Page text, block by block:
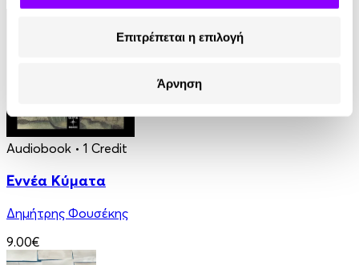
Επιτρέπεται η επιλογή
Άρνηση
Audiobook • 1 Credit
Εννέα Κύματα
Δημήτρης Φουσέκης
9.00€